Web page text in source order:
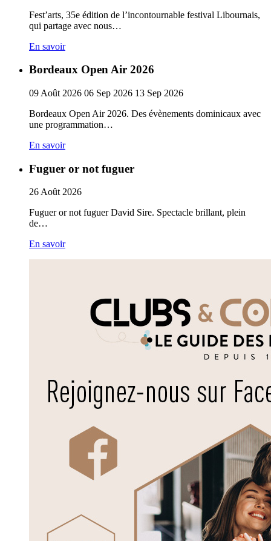
Fest’arts, 35e édition de l’incontournable festival Libournais,
qui partage avec nous…
En savoir
Bordeaux Open Air 2026
09 Août 2026 06 Sep 2026 13 Sep 2026
Bordeaux Open Air 2026. Des évènements dominicaux avec
une programmation…
En savoir
Fuguer or not fuguer
26Août 2026
Fuguer or not fuguer David Sire. Spectacle brillant, plein
de…
En savoir